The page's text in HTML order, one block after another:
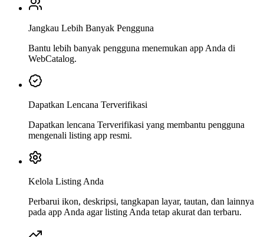
Jangkau Lebih Banyak Pengguna
Bantu lebih banyak pengguna menemukan app Anda di
WebCatalog.
Dapatkan Lencana Terverifikasi
Dapatkan lencana Terverifikasi yang membantu pengguna
mengenali listing app resmi.
Kelola Listing Anda
Perbarui ikon, deskripsi, tangkapan layar, tautan, dan lainnya
pada app Anda agar listing Anda tetap akurat dan terbaru.